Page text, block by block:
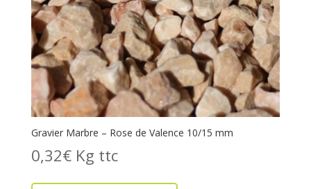
Gravier Marbre – Rose de Valence 10/15 mm
0,32€ Kg